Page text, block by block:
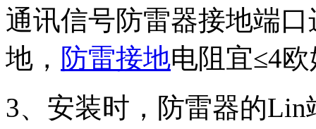
通讯信号防雷器接地端
地， 防雷接地电阻宜≤4
3、安装时，防雷器的